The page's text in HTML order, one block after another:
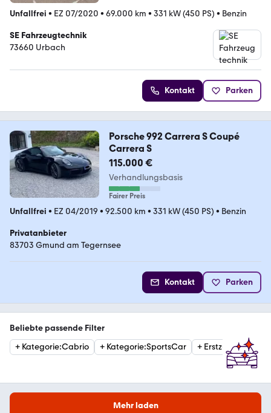
Unfallfrei • EZ 07/2020 • 69.000 km • 331 kW (450 PS) • Benzin
SE Fahrzeugtechnik
73660 Urbach
Kontakt Parken
Porsche 992 Carrera S Coupé
Carrera S
115.000 €
Verhandlungsbasis
Fairer Preis
Unfallfrei • EZ 04/2019 • 92.500 km • 331 kW (450 PS) • Benzin
Privatanbieter
83703 Gmund am Tegernsee
Kontakt Parken
Beliebte passende Filter
+ Kategorie:Cabrio + Kategorie:SportsCar + Erstzulassung
Mehr laden